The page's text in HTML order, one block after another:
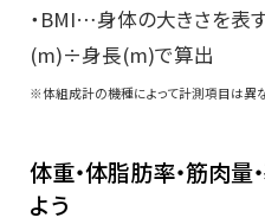
・BMI…身体の大きさを表
(m)÷身長(m)で算出
※体組成計の機種によって計測項目は異
体重・体脂肪率・筋肉量
よう